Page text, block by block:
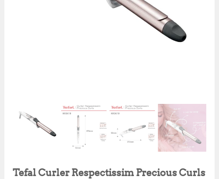
Tefal Curler Respectissim Precious Curls